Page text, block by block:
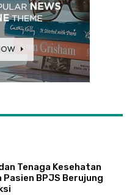
Tenaga Kesehatan
Pasien BPJS Berujung